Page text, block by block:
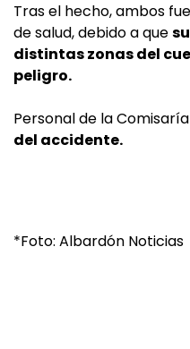
Tras el hecho, ambos
de salud, debido a que
distintas zonas del
peligro.
Personal de la Comisaría
del accidente.
*Foto: Albardón Noticias